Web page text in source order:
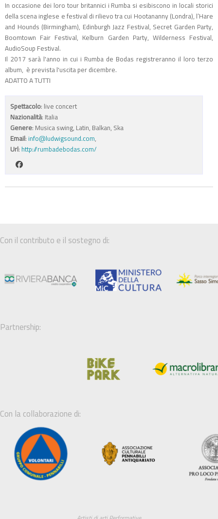
In occasione dei loro tour britannici i Rumba si esibiscono in locali storici
della scena inglese e festival di rilievo tra cui Hootananny (Londra), l’Hare
and Hounds (Birmingham), Edinburgh Jazz Festival, Secret Garden Party,
Boomtown Fair Festival, Kelburn Garden Party, Wilderness Festival,
AudioSoup Festival.
Il 2017 sarà l'anno in cui i Rumba de Bodas registreranno il loro terzo
album, è prevista l'uscita per dicembre.
ADATTO A TUTTI
Spettacolo: live concert
Nazionalità: Italia
Genere: Musica swing, Latin, Balkan, Ska
Email: info@ludwigsound.com,
Url: http://rumbadebodas.com/
Con il contributo e il sostegno di:
Partnership:
Con la collaborazione di: